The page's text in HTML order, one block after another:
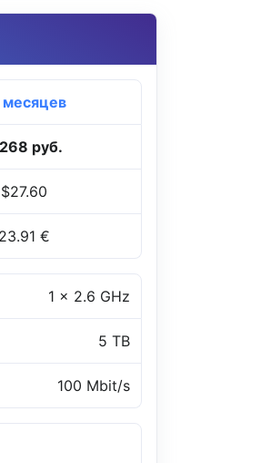
месяцев
руб.
$27.60
23.91 €
1 x 2.6 GHz
5 TB
100 Mbit/s